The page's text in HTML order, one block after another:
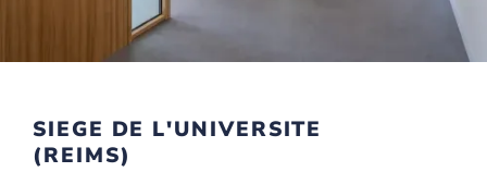
SIEGE DE L'UNIVERSITE
(REIMS)